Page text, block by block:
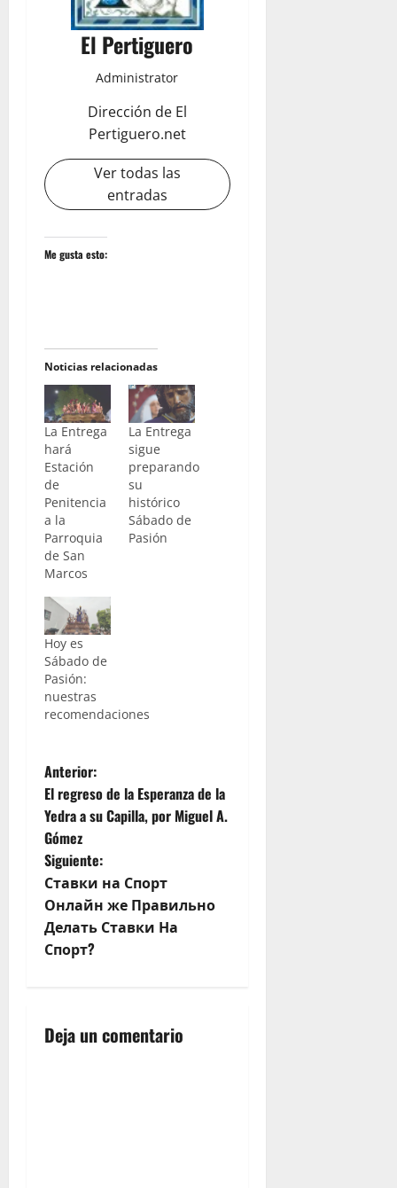
El Pertiguero
Administrator
Dirección de El
Pertiguero.net
Ver todas las
entradas
Me gusta esto:
Noticias relacionadas
La Entrega
hará
Estación
de
Penitencia
a la
Parroquia
de San
Marcos
La Entrega
sigue
preparando
su
histórico
Sábado de
Pasión
Hoy es
Sábado de
Pasión:
nuestras
recomendaciones
N
a
v
e
g
a
i
Anterior:
El regreso de la Esperanza de la
Yedra a su Capilla, por Miguel A.
Gómez
Siguiente:
Ставки на Спорт
Онлайн же Правильно
Делать Ставки На
Спорт?
Deja un comentario